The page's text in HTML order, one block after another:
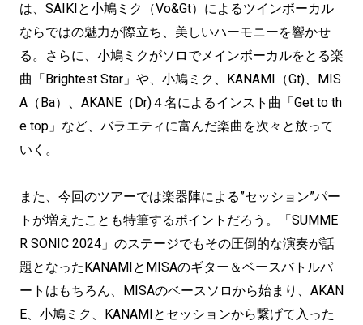
は、SAIKIと小鳩ミク（Vo&Gt）によるツインボーカル
ならではの魅力が際立ち、美しいハーモニーを響かせ
る。さらに、小鳩ミクがソロでメインボーカルをとる楽
曲「Brightest Star」や、小鳩ミク、KANAMI（Gt)、MIS
A（Ba）、AKANE（Dr)４名によるインスト曲「Get to th
e top」など、バラエティに富んだ楽曲を次々と放って
いく。
また、今回のツアーでは楽器陣による”セッション”パー
トが増えたことも特筆するポイントだろう。「SUMME
R SONIC 2024」のステージでもその圧倒的な演奏が話
題となったKANAMIとMISAのギター＆ベースバトルパ
ートはもちろん、MISAのベースソロから始まり、AKAN
E、小鳩ミク、KANAMIとセッションから繋げて入った